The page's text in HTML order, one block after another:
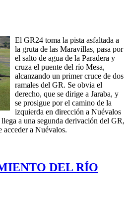
El GR24 toma la pista asfaltada a
la gruta de las Maravillas, pasa por
el salto de agua de la Paradera y
cruza el puente del río Mesa,
alcanzando un primer cruce de dos
ramales del GR. Se obvia el
derecho, que se dirige a Jaraba, y
se prosigue por el camino de la
izquierda en dirección a Nuévalos
a una segunda derivación del GR,
a Nuévalos.
DEL RÍO